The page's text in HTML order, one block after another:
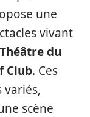
une
vivant
Théâtre du
Club. Ces
variés,
scène